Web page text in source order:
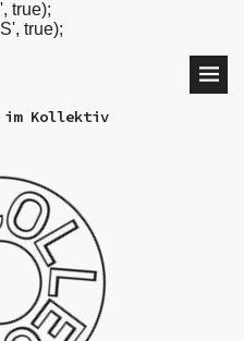
true);
true);
im Kollektiv